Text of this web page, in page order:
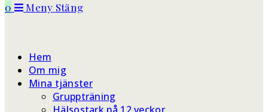
0 Meny Stäng
Hem
Om mig
Mina tjänster
Gruppträning